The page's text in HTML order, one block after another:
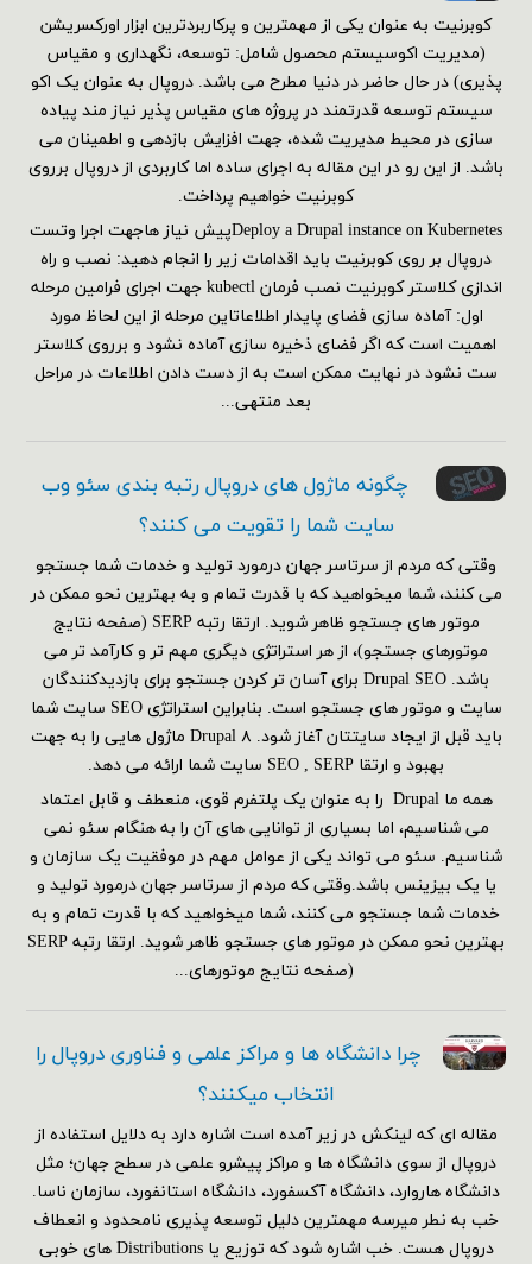
کوبرنیت به عنوان یکی از مهمترین و پرکاربردترین ابزار اورکسریشن
(مدیریت اکوسیستم محصول شامل: توسعه، نگهداری و مقیاس
پذیری) در حال حاضر در دنیا مطرح می باشد. دروپال به عنوان یک اکو
سیستم توسعه قدرتمند در پروژه های مقیاس پذیر نیاز مند پیاده
سازی در محیط مدیریت شده، جهت افزایش بازدهی و اطمینان می
باشد. از این رو در این مقاله به اجرای ساده اما کاربردی از دروپال برروی
کوبرنیت خواهیم پرداخت.
Deploy a Drupal instance on Kubernetesپیش نیاز هاجهت اجرا وتست
دروپال بر روی کوبرنیت باید اقدامات زیر را انجام دهید: نصب و راه
اندازی کلاستر کوبرنیت نصب فرمان kubectl جهت اجرای فرامین مرحله
اول: آماده سازی فضای پایدار اطلاعاتاین مرحله از این لحاظ مورد
اهمیت است که اگر فضای ذخیره سازی آماده نشود و برروی کلاستر
ست نشود در نهایت ممکن است به از دست دادن اطلاعات در مراحل
بعد منتهی...
چگونه ماژول های دروپال رتبه بندی سئو وب
سایت شما را تقویت می کنند؟
وقتی که مردم از سرتاسر جهان درمورد تولید و خدمات شما جستجو
می کنند، شما میخواهید که با قدرت تمام و به بهترین نحو ممکن در
موتور های جستجو ظاهر شوید. ارتقا رتبه SERP (صفحه نتایج
موتورهای جستجو)، از هر استراتژی دیگری مهم تر و کارآمد تر می
باشد. Drupal SEO برای آسان تر کردن جستجو برای بازدیدکنندگان
سایت و موتور های جستجو است. بنابراین استراتژی SEO سایت شما
باید قبل از ایجاد سایتتان آغاز شود. Drupal ۸ ماژول هایی را به جهت
بهبود و ارتقا SEO , SERP سایت شما ارائه می دهد.
همه ما Drupal را به عنوان یک پلتفرم قوی، منعطف و قابل اعتماد
می شناسیم، اما بسیاری از توانایی های آن را به هنگام سئو نمی
شناسیم. سئو می تواند یکی از عوامل مهم در موفقیت یک سازمان و
یا یک بیزینس باشد.وقتی که مردم از سرتاسر جهان درمورد تولید و
خدمات شما جستجو می کنند، شما میخواهید که با قدرت تمام و به
بهترین نحو ممکن در موتور های جستجو ظاهر شوید. ارتقا رتبه SERP
(صفحه نتایج موتورهای...
چرا دانشگاه ها و مراکز علمی و فناوری دروپال را
انتخاب میکنند؟
مقاله ای که لینکش در زیر آمده است اشاره دارد به دلایل استفاده از
دروپال از سوی دانشگاه ها و مراکز پیشرو علمی در سطح جهان؛ مثل
دانشگاه هاروارد، دانشگاه آکسفورد، دانشگاه استانفورد، سازمان ناسا.
خب به نطر میرسه مهمترین دلیل توسعه پذیری نامحدود و انعطاف
دروپال هست. خب اشاره شود که توزیع یا Distributions های خوبی